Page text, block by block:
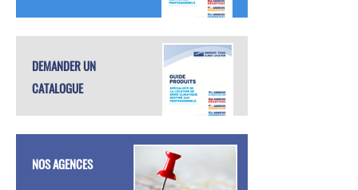
DEMANDER UN
CATALOGUE
NOS AGENCES